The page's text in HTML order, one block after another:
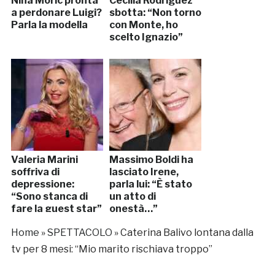
a perdonare Luigi?
Parla la modella
sbotta: “Non torno
con Monte, ho
scelto Ignazio”
Valeria Marini
soffriva di
depressione:
“Sono stanca di
fare la guest star”
Massimo Boldi ha
lasciato Irene,
parla lui: “È stato
un atto di
onestà…”
Home »SPETTACOLO »Caterina Balivo lontana dalla
tv per 8 mesi: “Mio marito rischiava troppo”